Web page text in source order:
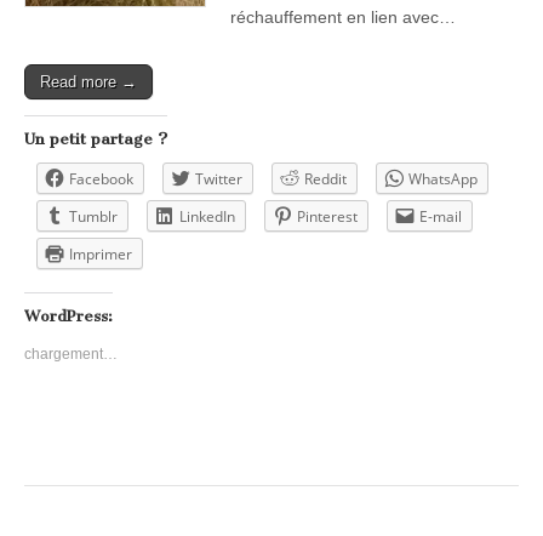
réchauffement en lien avec…
Read more →
Un petit partage ?
Facebook Twitter Reddit
WhatsApp
Tumblr
LinkedIn Pinterest
E-mail
Imprimer
WordPress:
chargement…